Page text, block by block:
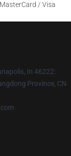
/ Visa
In 46222:
Province, CN